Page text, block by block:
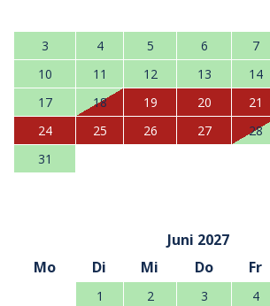
3
4 5 6 7
10
11 12 13 14
17
18 19 20 21
24
25 26 27 28
31
Juni 2027
Mo
Di Mi Do Fr
1 2 3 4